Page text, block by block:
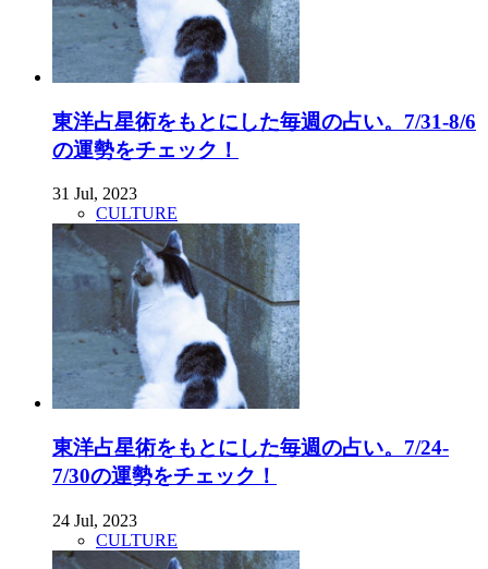
東洋占星術をもとにした毎週の占い。7/31-8/6
の運勢をチェック！
31 Jul, 2023
CULTURE
東洋占星術をもとにした毎週の占い。7/24-
7/30の運勢をチェック！
24 Jul, 2023
CULTURE